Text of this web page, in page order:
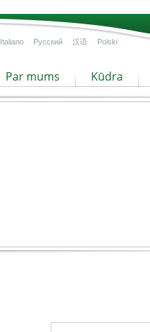
Italiano Русский 汉语 Polski
Par mums Kūdra